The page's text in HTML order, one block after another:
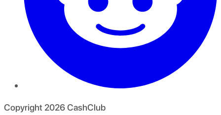
Copyright 2026CashClub